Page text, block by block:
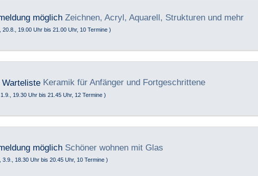
Zeichnen, Acryl, Aquarell, Strukturen und mehr
, 20.8., 19.00 Uhr bis 21.00 Uhr, 10 Termine )
Keramik für Anfänger und Fortgeschrittene
, 1.9., 19.30 Uhr bis 21.45 Uhr, 12 Termine )
Schöner wohnen mit Glas
, 3.9., 18.30 Uhr bis 20.45 Uhr, 10 Termine )